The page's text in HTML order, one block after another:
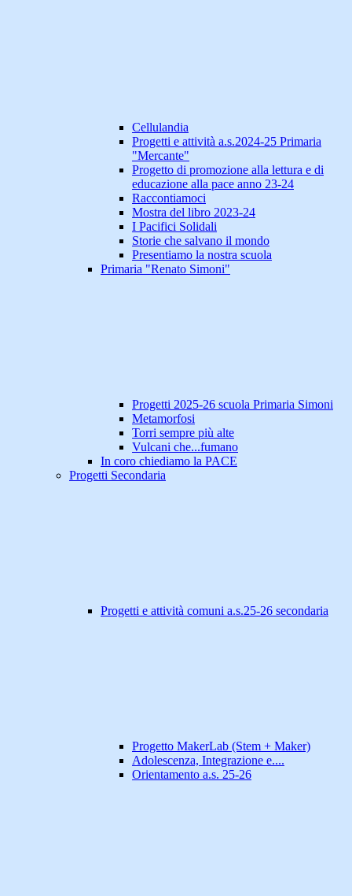
Cellulandia
Progetti e attività a.s.2024-25 Primaria
"Mercante"
Progetto di promozione alla lettura e di
educazione alla pace anno 23-24
Raccontiamoci
Mostra del libro 2023-24
I Pacifici Solidali
Storie che salvano il mondo
Presentiamo la nostra scuola
Primaria "Renato Simoni"
Progetti 2025-26 scuola Primaria Simoni
Metamorfosi
Torri sempre più alte
Vulcani che...fumano
In coro chiediamo la PACE
Progetti Secondaria
Progetti e attività comuni a.s.25-26 secondaria
Progetto MakerLab (Stem + Maker)
Adolescenza, Integrazione e....
Orientamento a.s. 25-26